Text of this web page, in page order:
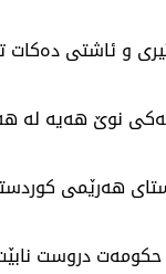
و ئاشتی‌ ده‌كات تا
نوێ هه‌یه‌ له‌
هه‌رێمی‌
دروست